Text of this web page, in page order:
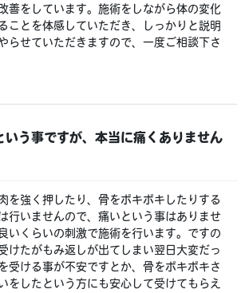
善をしています。施術をしながら体の変化
ことを体感していただき、しっかりと説明
らせていただきますので、一度ご相談下さ
いう事ですが、本当に痛くありません
を強く押したり、骨をボキボキしたりする
行いませんので、痛いという事はありませ
いくらいの刺激で施術を行います。ですの
けたがもみ返しが出てしまい翌日大変だっ
受ける事が不安ですとか、骨をボキボキさ
をしたという方にも安心して受けてもらえ